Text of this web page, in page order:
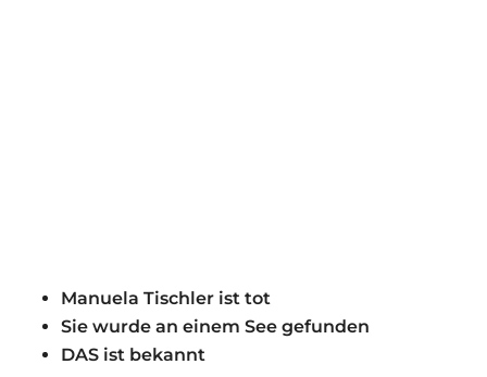
Manuela Tischler ist tot
Sie wurde an einem See gefunden
DAS ist bekannt